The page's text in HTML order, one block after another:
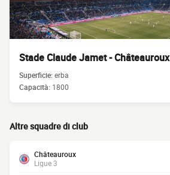
Stade Claude Jamet - Châteauroux
Superficie:erba
Capacità: 1800
Altre squadre di club
Châteauroux
Ligue 3